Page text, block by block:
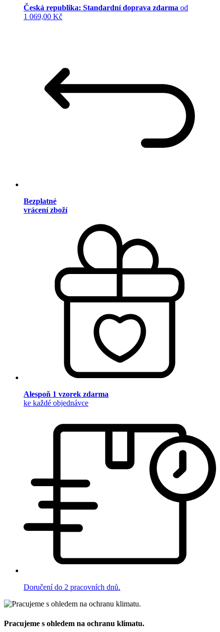
Česká republika: Standardní doprava zdarma od
1 069,00 Kč
Bezplatné
vrácení zboží
Alespoň 1 vzorek zdarma
ke každé objednávce
Doručení do 2 pracovních dnů.
Pracujeme s ohledem na ochranu klimatu.